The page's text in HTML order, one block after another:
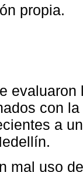
propia.
con
a
mal uso